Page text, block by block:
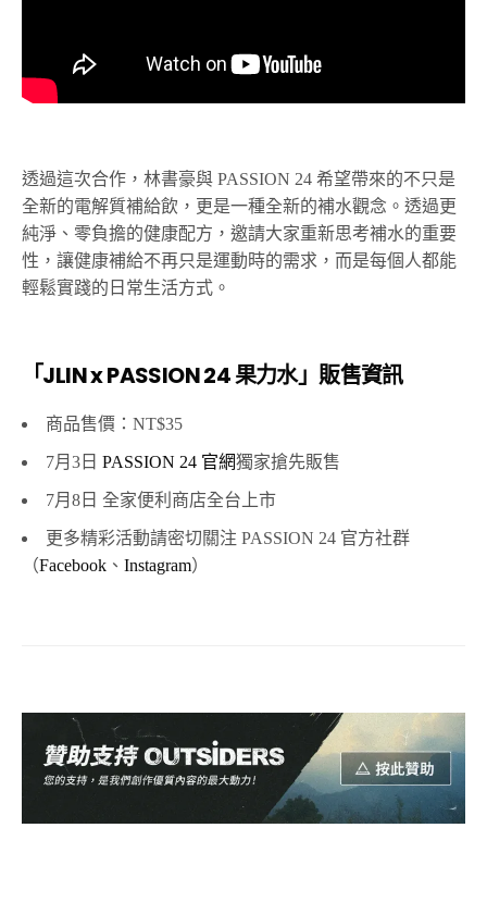
透過這次合作，林書豪與 PASSION 24 希望帶來的不只是
全新的電解質補給飲，更是一種全新的補水觀念。透過更
純淨、零負擔的健康配方，邀請大家重新思考補水的重要
性，讓健康補給不再只是運動時的需求，而是每個人都能
輕鬆實踐的日常生活方式。
「JLIN x PASSION 24 果力水」販售資訊
商品售價：NT$35
7月3日 PASSION 24 官網獨家搶先販售
7月8日 全家便利商店全台上市
更多精彩活動請密切關注 PASSION 24 官方社群
（Facebook 、 Instagram）